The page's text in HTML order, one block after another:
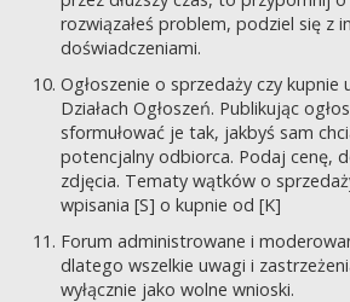
rozwiązałeś problem, podziel się z
doświadczeniami.
Ogłoszenie o sprzedaży czy kupnie
Działach Ogłoszeń. Publikując
sformułować je tak, jakbyś sam
potencjalny odbiorca. Podaj cenę,
zdjęcia. Tematy wątków o
wpisania [S] o kupnie od [K]
Forum administrowane i
dlatego wszelkie uwagi i
wyłącznie jako wolne wnioski.